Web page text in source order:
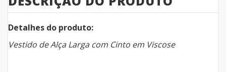
Detalhes do produto:
Vestido de Alça Larga com Cinto em Viscose